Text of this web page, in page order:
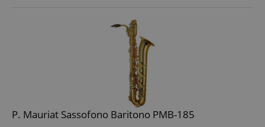
P. Mauriat Sassofono Baritono PMB-185